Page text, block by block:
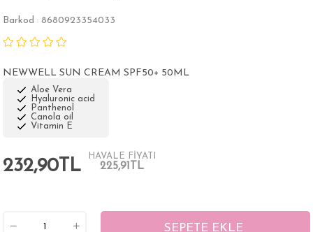
Barkod : 8680923354033
NEWWELL SUN CREAM SPF50+ 50ML
Aloe Vera
Hyaluronic acid
Panthenol
Canola oil
Vitamin E
232,90TL
HAVALE FİYATI
225,91TL